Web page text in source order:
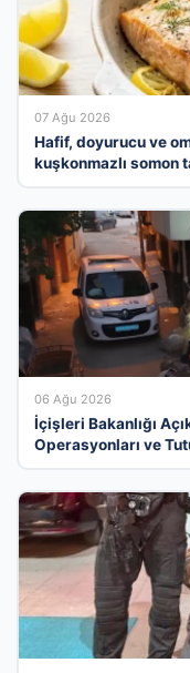
07 Ağu 2026
Hafif, doyurucu ve
kuşkonmazlı somon
06 Ağu 2026
İçişleri Bakanlığı
Operasyonları ve